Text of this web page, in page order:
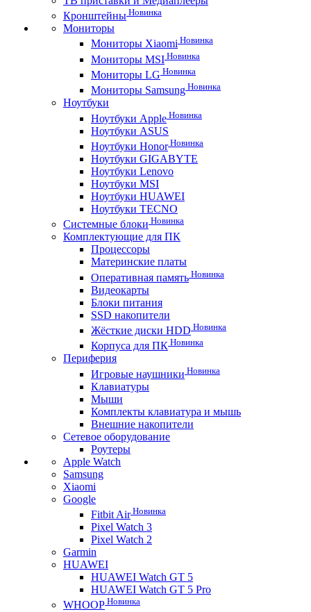
Кронштейны Новинка
Мониторы
Мониторы Xiaomi Новинка
Мониторы MSI Новинка
Мониторы LG Новинка
Мониторы Samsung Новинка
Ноутбуки
Ноутбуки Apple Новинка
Ноутбуки ASUS
Ноутбуки HonorНовинка
Ноутбуки GIGABYTE
Ноутбуки Lenovo
Ноутбуки MSI
Ноутбуки HUAWEI
Ноутбуки TECNO
Системные блоки Новинка
Комплектующие для ПК
Процессоры
Материнские платы
Оперативная память Новинка
Видеокарты
Блоки питания
SSD накопители
Жёсткие диски HDD Новинка
Корпуса для ПК Новинка
Периферия
Игровые наушники Новинка
Клавиатуры
Мыши
Комплекты клавиатура и мышь
Внешние накопители
Сетевое оборудование
Роутеры
Apple Watch
Samsung
Xiaomi
Google
Fitbit AirНовинка
Pixel Watch 3
Pixel Watch 2
Garmin
HUAWEI
HUAWEI Watch GT 5
HUAWEI Watch GT 5 Pro
WHOOP Новинка